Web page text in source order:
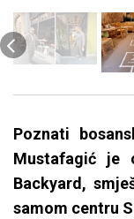
Poznati
Mustafagić je
Backyard,
samom centru